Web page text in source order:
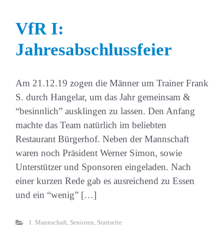
VfR I:
Jahresabschlussfeier
Am 21.12.19 zogen die Männer um Trainer Frank
S. durch Hangelar, um das Jahr gemeinsam &
“besinnlich” ausklingen zu lassen. Den Anfang
machte das Team natürlich im beliebten
Restaurant Bürgerhof. Neben der Mannschaft
waren noch Präsident Werner Simon, sowie
Unterstützer und Sponsoren eingeladen. Nach
einer kurzen Rede gab es ausreichend zu Essen
und ein “wenig” […]
1. Mannschaft Senioren Startseite